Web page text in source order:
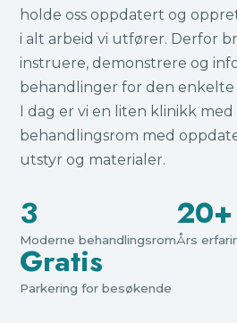
holde oss oppdatert og
i alt arbeid vi utfører. Derfor
instruere, demonstrere og
behandlinger for den enkelte
I dag er vi en liten klinikk
behandlingsrom med
utstyr og materialer.
3
Moderne behandlingsrom
20+
Års
Gratis
Parkering for besøkende